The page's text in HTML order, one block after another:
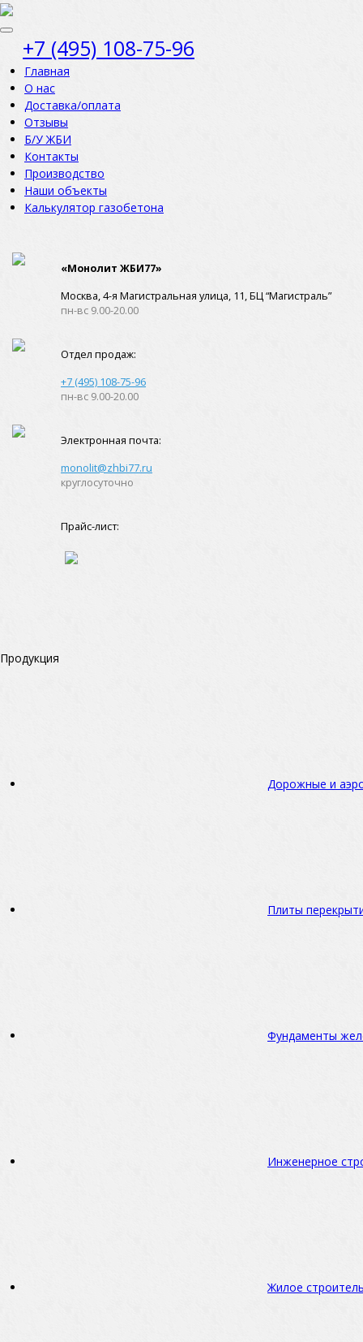
+7 (495) 108-75-96
Главная
О нас
Доставка/оплата
Отзывы
Б/У ЖБИ
Контакты
Производство
Наши объекты
Калькулятор газобетона
«Монолит ЖБИ77»
Москва, 4-я Магистральная улица, 11, ​БЦ “Магистраль”
пн-вс 9.00-20.00
Отдел продаж:
+7 (495) 108-75-96
пн-вс 9.00-20.00
Электронная почта:
monolit@zhbi77.ru
круглосуточно
Прайс-лист:
Продукция
Дорожные и
Плиты
Фундаменты
Инженерное
Жилое